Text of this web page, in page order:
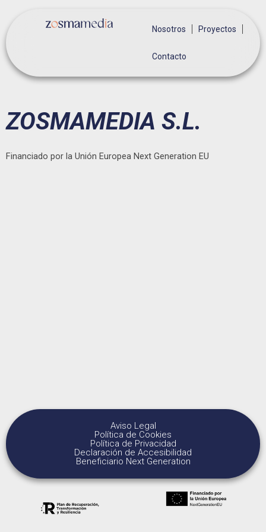
contenido
Nosotros Proyectos
Contacto
ZOSMAMEDIA S.L.
Financiado por la Unión Europea Next Generation EU
Aviso Legal
Política de Cookies
Política de Privacidad
Declaración de Accesibilidad
Beneficiario Next Generation